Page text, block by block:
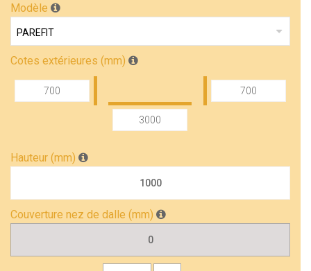
Modèle
Cotes extérieures (mm)
Hauteur (mm)
Couverture nez de dalle (mm)